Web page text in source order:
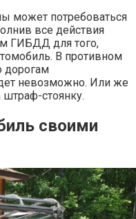
может потребоваться
все действия
ГИБДД для того,
В противном
дорогам
невозможно. Или же
штраф-стоянку.
своими